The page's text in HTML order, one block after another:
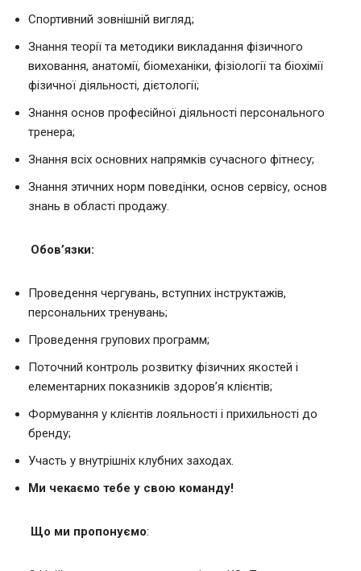
Спортивний зовнішній вигляд;
Знання теорії та методики викладання фізичного
виховання, анатомії, біомеханіки, фізіології та біохімії
фізичної діяльності, дієтології;
Знання основ професійної діяльності персонального
тренера;
Знання всіх основних напрямків сучасного фітнесу;
Знання этичних норм поведінки, основ сервісу, основ
знань в області продажу.
Обов’язки:
Проведення чергувань, вступних інструктажів,
персональних тренувань;
Проведення групових программ;
Поточний контроль розвитку фізичних якостей і
елементарних показників здоров’я клієнтів;
Формування у клієнтів лояльності і прихильності до
бренду;
Участь у внутрішніх клубних заходах.
Ми чекаємо тебе у свою команду!
Що ми пропонуємо: